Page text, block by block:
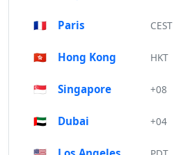
🇫🇷 Paris CEST
🇭🇰 Hong Kong HKT
🇸🇬 Singapore +08
🇦🇪 Dubai +04